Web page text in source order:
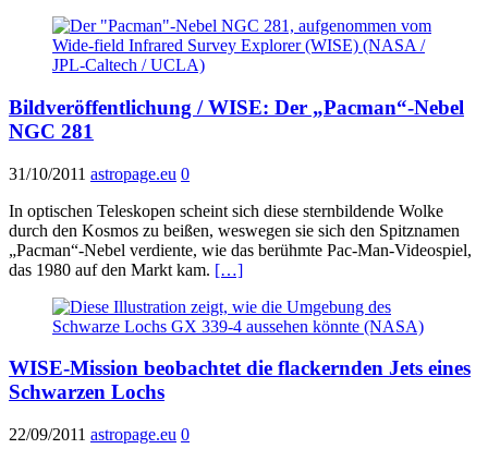
Bildveröffentlichung / WISE: Der „Pacman“-Nebel
NGC 281
31/10/2011 astropage.eu 0
In optischen Teleskopen scheint sich diese sternbildende Wolke
durch den Kosmos zu beißen, weswegen sie sich den Spitznamen
„Pacman“-Nebel verdiente, wie das berühmte Pac-Man-Videospiel,
das 1980 auf den Markt kam. […]
WISE-Mission beobachtet die flackernden Jets eines
Schwarzen Lochs
22/09/2011 astropage.eu 0